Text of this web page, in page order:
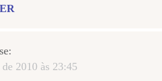
2010 às 23:45